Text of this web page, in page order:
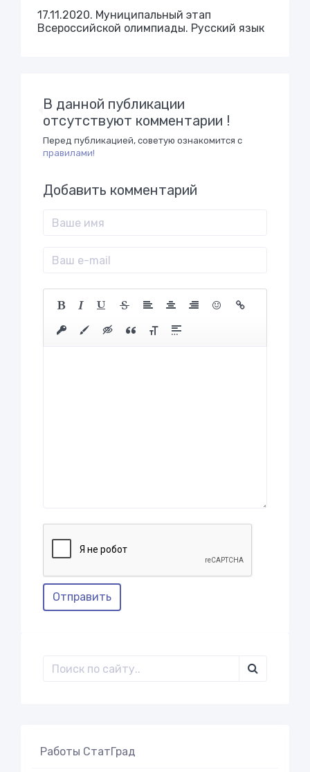
17.11.2020. Муниципальный этап
Всероссийской олимпиады. Русский язык
В данной публикации
отсутствуют комментарии !
Перед публикацией, советую ознакомится с
правилами!
Добавить комментарий
Отправить
Работы СтатГрад